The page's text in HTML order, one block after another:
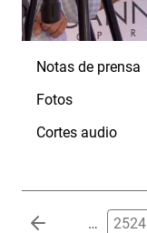
Notas de prensa
Fotos
Cortes audio
Paginación … 2524